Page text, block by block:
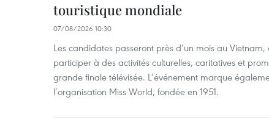
touristique mondiale
07/08/2026 10:30
Les candidates passeront près d’un mois au
participer à des activités culturelles, caritatives et
grande finale télévisée. L’événement marque
l’organisation Miss World, fondée en 1951.